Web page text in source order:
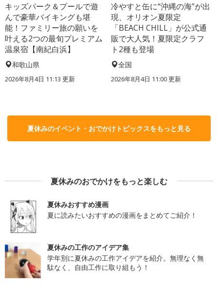
キッズパーク＆プールで遊
んで豪華バイキングも堪
能！ファミリー旅の願いを
叶える2つの最旬プレミアム
温泉宿【南紀白浜】
和歌山県
2026年8月4日 11:13 更新
冷やすと缶に“沖縄の海”が出
現、オリオン夏限定
「BEACH CHILL」が公式通
販で大人気！夏限定クラフ
ト2種も登場
全国
2026年8月4日 11:00更新
夏休みのイベント・おでかけトピックスをもっと見る
夏休みのおでかけをもっと楽しむ
夏休みおすすめ漫画
夏に読みたいおすすめの漫画をまとめてご紹介！
夏休みの工作のアイデア集
学年別に夏休みの工作アイデアを紹介。無理なく無
駄なく、自由工作に取り組もう！